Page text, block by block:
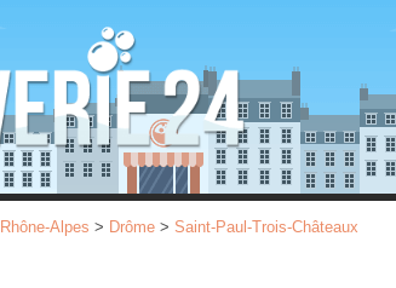
Alpes > Drôme > Saint-Paul-Trois-Châteaux